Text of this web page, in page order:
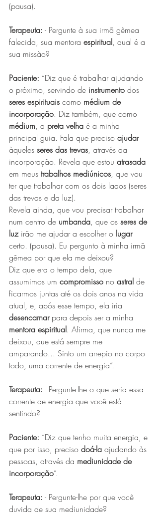
(pausa).
Terapeuta: - Pergunte à sua irmã gêmea
falecida, sua mentora espiritual, qual é a
sua missão?
Paciente: “Diz que é trabalhar ajudando
o próximo, servindo de instrumento dos
seres espirituais como médium de
incorporação. Diz também, que como
médium, a preta velha é a minha
principal guia. Fala que preciso ajudar
àqueles seres das trevas, através da
incorporação. Revela que estou atrasada
em meus trabalhos mediúnicos, que vou
ter que trabalhar com os dois lados (seres
das trevas e da luz).
Revela ainda, que vou precisar trabalhar
num centro de umbanda, que os seres de
luz irão me ajudar a escolher o lugar
certo. (pausa). Eu pergunto à minha irmã
gêmea por que ela me deixou?
Diz que era o tempo dela, que
assumimos um compromisso no astral de
ficarmos juntas até os dois anos na vida
atual, e, após esse tempo, ela iria
desencarnar para depois ser a minha
mentora espiritual. Afirma, que nunca me
deixou, que está sempre me
amparando... Sinto um arrepio no corpo
todo, uma corrente de energia”.
Terapeuta: - Pergunte-lhe o que seria essa
corrente de energia que você está
sentindo?
Paciente: “Diz que tenho muita energia, e
que por isso, preciso doá-la ajudando às
pessoas, através da mediunidade de
incorporação”.
Terapeuta: - Pergunte-lhe por que você
duvida de sua mediunidade?